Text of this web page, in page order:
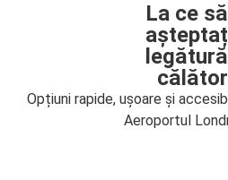
La ce
Opțiuni rapide, ușoare și
Aeroportul